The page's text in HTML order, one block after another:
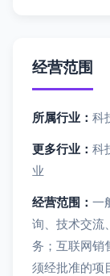
经营范围
所属行业： 科
更多行业： 科
业
经营范围： 一
询、技术交流
务；互联网销
须经批准的项